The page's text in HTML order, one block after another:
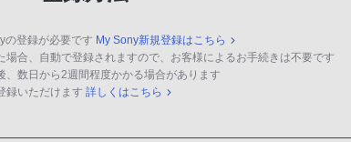
の登録が必要です My Sony新規登録はこちら
場合、自動で登録されますので、お客様によるお手続きは不要です
、数日から2週間程度かかる場合があります
録いただけます 詳しくはこちら